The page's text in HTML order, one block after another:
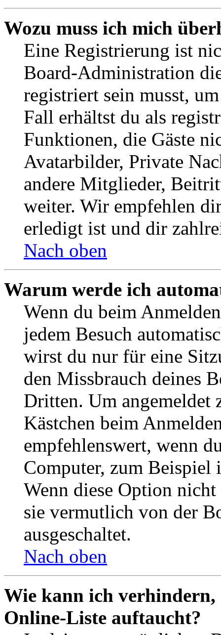
Wozu muss ich mich
Eine Registrierung ist
Board-Administration
registriert sein musst,
Fall erhältst du als
Funktionen, die Gäste
Avatarbilder, Private
andere Mitglieder,
weiter. Wir empfehlen
erledigt ist und dir
Nach oben
Warum werde ich
Wenn du beim
jedem Besuch
wirst du nur für eine
den Missbrauch deines
Dritten. Um angemeldet
Kästchen beim
empfehlenswert, wenn
Computer, zum Beispiel
Wenn diese Option
sie vermutlich von der
ausgeschaltet.
Nach oben
Wie kann ich verhindern,
Online-Liste auftaucht?